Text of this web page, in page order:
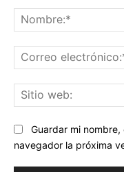
Guardar mi
navegador la próxima